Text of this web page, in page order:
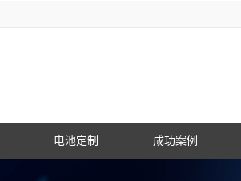
电池定制 成功案例